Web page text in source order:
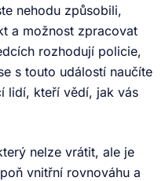
nehodu způsobili,
a možnost zpracovat
rozhodují policie,
s touto událostí naučíte
lidí, kteří vědí, jak vás
nelze vrátit, ale je
vnitřní rovnováhu a